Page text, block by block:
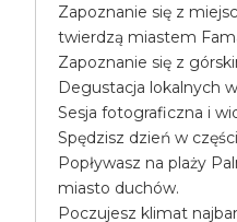
Zapoznanie się z
twierdzą miastem
Zapoznanie się z
Degustacja lokalnych
Sesja fotograficzna i
Spędzisz dzień w
Popływasz na plaży
miasto duchów.
Poczujesz klimat